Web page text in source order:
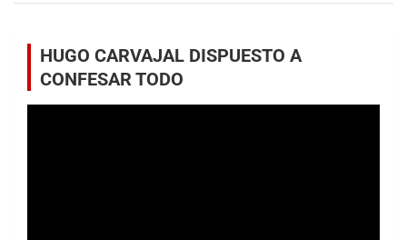
HUGO CARVAJAL DISPUESTO A
CONFESAR TODO